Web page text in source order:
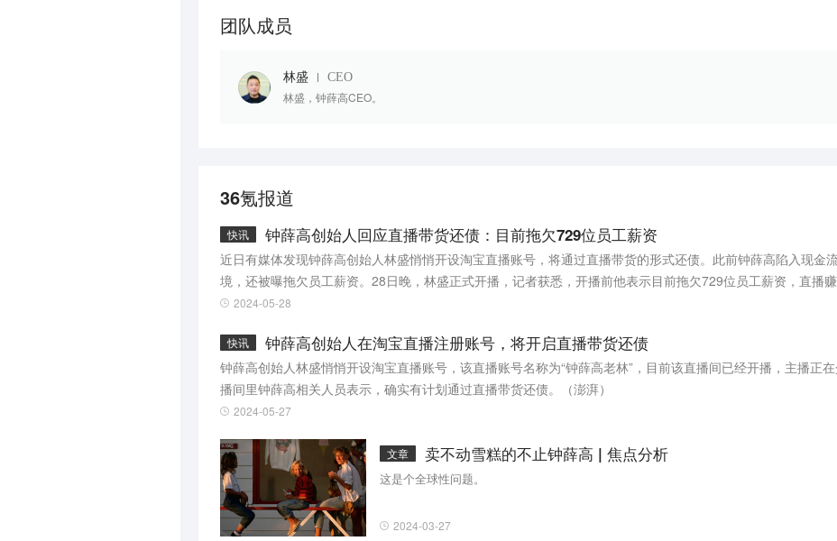
团队成员
林盛 CEO
林盛，钟薛高CEO。
36氪报道
快讯 钟薛高创始人回应直播带货还债：目前拖欠729位员工薪资
近日有媒体发现钟薛高创始人林盛悄悄开设淘宝直播账号，将通过直播带货的形式还债。此前钟薛高陷入现金
境，还被曝拖欠员工薪资。28日晚，林盛正式开播，记者获悉，开播前他表示目前拖欠729位员工薪资，直播
钱给员工。（中新经纬）
2024-05-28
快讯 钟薛高创始人在淘宝直播注册账号，将开启直播带货还债
钟薛高创始人林盛悄悄开设淘宝直播账号，该直播账号名称为“钟薛高老林”，目前该直播间已经开播，主播正
播间里钟薛高相关人员表示，确实有计划通过直播带货还债。（澎湃）
2024-05-27
文章 卖不动雪糕的不止钟薛高 | 焦点分析
这是个全球性问题。
2024-03-27